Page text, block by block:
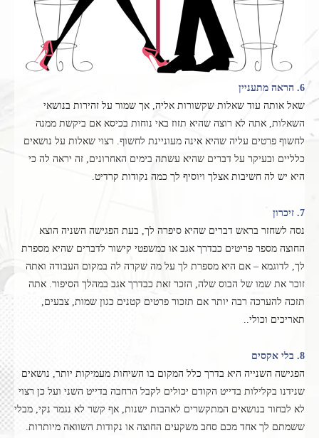
6. הראה מתעניין
שאל אותה עוד שאלות שקשורות אליה, אך שמור על זהירות בנושאי
השאלות, אתה לא רוצה שהיא תזוז באי נוחות בכיסא אם ביקשת ממנה
לחשוף פרטים עליה שהיא אינה מעוניינת לחשוף. רצוי שאלות על נושאים
כלליים ובעיקר על דברים שהיא עשתה בימים האחרונים, זה יראה לה כי
היא יש לה חשיבות אצלך ויוסיף לך כמה נקודות קרדיט.
7. זיכרון
נסה לשחזר בראש דברים שהיא סיפרה לך, בעת הפגישה השניה הוצא
החוצה מספר פריטים כבדרך אגב או כמשפטי קישור לדברים שהיא מספרת
לך, לדוגמא – אם היא מספרת לך על מה שקרה לה במקום העבודה ואתה
זוכר את שמו של הבוס שלה, הזכר זאת כבדרך אגב במהלך הסיפור. אתה
תזכה להערכה רבה יותר אם תזכור פרטים קטנים כגון שמות, צבעים,
תאריכים וכולי..
8. בלי אקסים
הפגישה השנייה היא בדרך כלל המקום בו השיחות מעמיקות יותר, נושאים
שנידנו בקלילות בדייט הקודם יכולים לקבל הרחבה בדייט השני ועל כן רצוי
לא לבחור בנושאים המתקשרים לאהבות ישנות, אף קשר לא נגמר נקי, מבלי
ששמתם לך אחד מכם סחב משקעים החוצה או נקודות השוואה מיותרות.